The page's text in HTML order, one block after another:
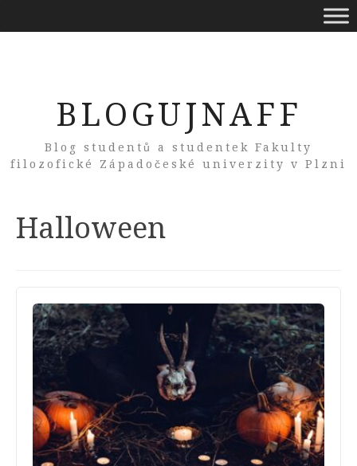
BLOGUJNAFF
Blog studentů a studentek Fakulty
filozofické Západočeské univerzity v Plzni
Tag:
Halloween